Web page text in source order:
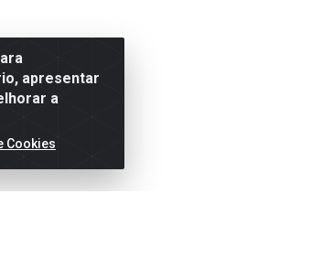
apresentar
a
Cookies